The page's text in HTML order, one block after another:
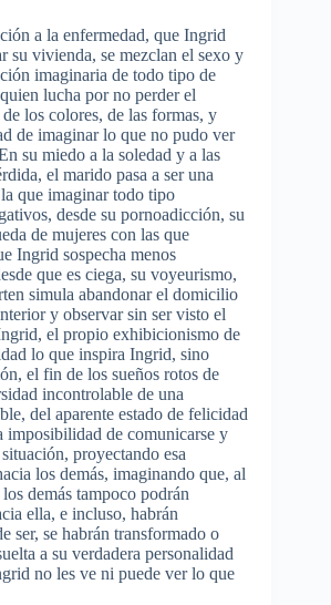
a la enfermedad, que Ingrid
su vivienda, se mezclan el sexo y
imaginaria de todo tipo de
lucha por no perder el
los colores, de las formas, y
de imaginar lo que no pudo ver
su miedo a la soledad y a las
el marido pasa a ser una
que imaginar todo tipo
desde su pornoadicción, su
de mujeres con las que
Ingrid sospecha menos
que es ciega, su voyeurismo,
simula abandonar el domicilio
y observar sin ser visto el
el propio exhibicionismo de
lo que inspira Ingrid, sino
el fin de los sueños rotos de
incontrolable de una
del aparente estado de felicidad
de comunicarse y
proyectando esa
los demás, imaginando que, al
demás tampoco podrán
ella, e incluso, habrán
ser, se habrán transformado o
a su verdadera personalidad
no les ve ni puede ver lo que